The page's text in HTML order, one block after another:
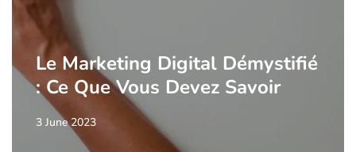
Le Marketing Digital Démystifié
: Ce Que Vous Devez Savoir
3 June 2023